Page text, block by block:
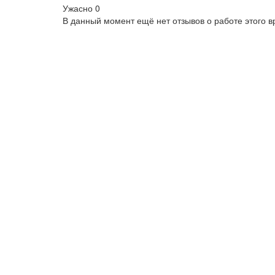
Ужасно 0
В данный момент ещё нет отзывов о работе этого